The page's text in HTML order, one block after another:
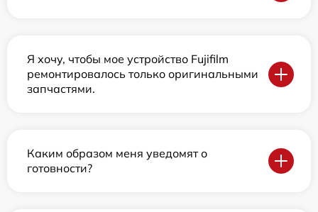
Я хочу, чтобы мое устройство Fujifilm
ремонтировалось только оригинальными
запчастями.
Каким образом меня уведомят о
готовности?